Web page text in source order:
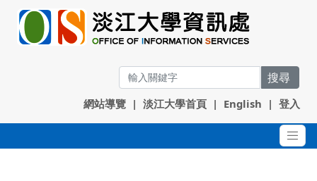
搜尋
網站導覽 | 淡江大學首頁 | English | 登入